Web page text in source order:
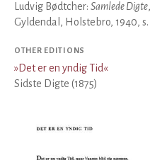
Ludvig Bødtcher: Samlede Digte
Gyldendal, Holstebro, 1940, s.
OTHER EDITIONS
»Det er en yndig Tid«
Sidste Digte (1875)